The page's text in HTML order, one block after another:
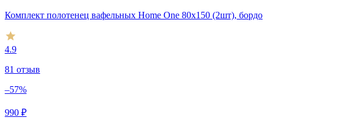
Комплект полотенец вафельных Home One 80х150 (2шт), бордо
4.9
81 отзыв
–57%
990 ₽